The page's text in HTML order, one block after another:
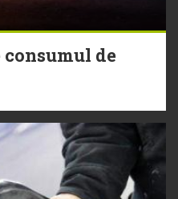
consumul de